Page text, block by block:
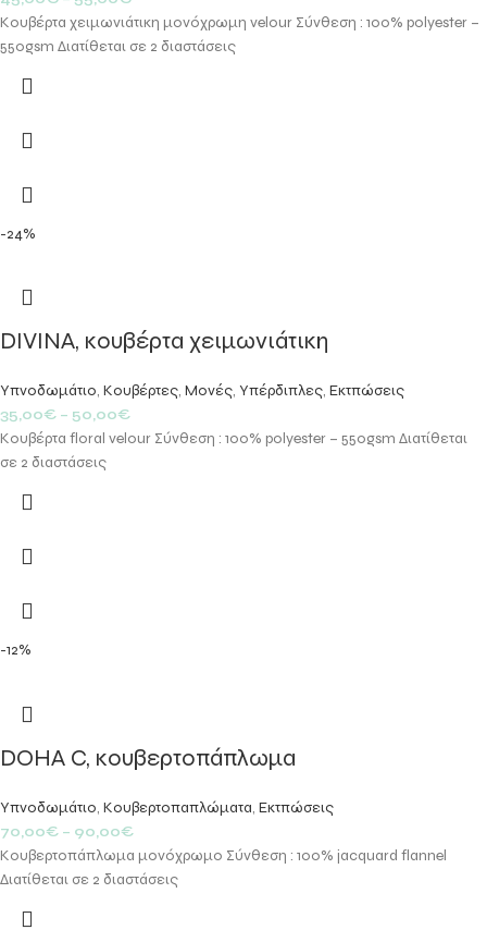
Κουβέρτα χειμωνιάτικη μονόχρωμη velour Σύνθεση : 100% polyester –
550gsm Διατίθεται σε 2 διαστάσεις
-24%
DIVINA, κουβέρτα χειμωνιάτικη
Υπνοδωμάτιο, Κουβέρτες, Μονές, Υπέρδιπλες, Εκτπώσεις
35,00€ – 50,00€
Κουβέρτα floral velour Σύνθεση : 100% polyester – 550gsm Διατίθεται
σε 2 διαστάσεις
-12%
DOHA C, κουβερτοπάπλωμα
Υπνοδωμάτιο, Κουβερτοπαπλώματα, Εκτπώσεις
70,00€ – 90,00€
Κουβερτοπάπλωμα μονόχρωμο Σύνθεση : 100% jacquard flannel
Διατίθεται σε 2 διαστάσεις